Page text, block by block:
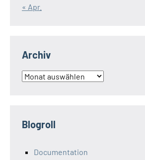
« Apr.
Archiv
Archiv
Blogroll
Documentation